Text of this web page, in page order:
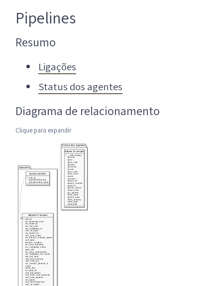
Pipelines
Resumo
Ligações
Status dos agentes
Diagrama de relacionamento
Clique para expandir